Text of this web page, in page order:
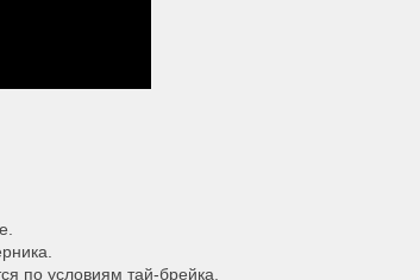
по условиям тай-брейка.